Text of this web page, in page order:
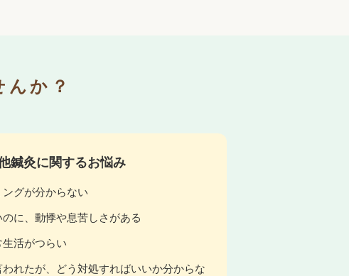
か？
鍼灸に関するお悩み
グが分からない
に、動悸や息苦しさがある
活がつらい
れたが、どう対処すればいいか分からな